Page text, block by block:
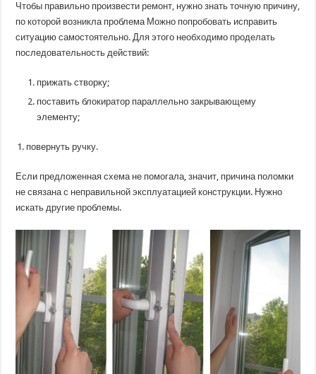
Чтобы правильно произвести ремонт, нужно знать точную причину,
по которой возникла проблема Можно попробовать исправить
ситуацию самостоятельно. Для этого необходимо проделать
последовательность действий:
прижать створку;
поставить блокиратор параллельно закрывающему
элементу;
повернуть ручку.
Если предложенная схема не помогала, значит, причина поломки
не связана с неправильной эксплуатацией конструкции. Нужно
искать другие проблемы.